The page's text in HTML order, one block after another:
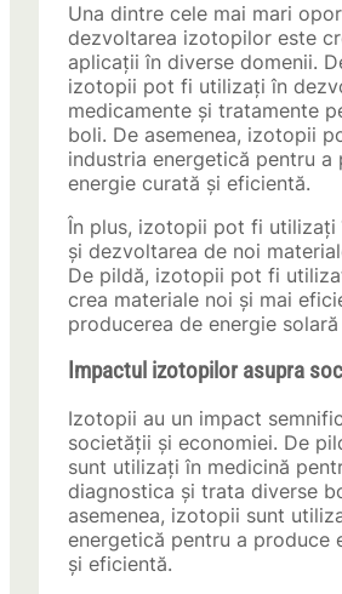
Una dintre cele mai mari
dezvoltarea izotopilor este
aplicații în diverse domenii.
izotopii pot fi utilizați în
medicamente și tratamente
boli. De asemenea, izotopii
industria energetică pentru a
energie curată și eficientă.
În plus, izotopii pot fi utilizați
și dezvoltarea de noi
De pildă, izotopii pot fi
crea materiale noi și mai
producerea de energie
Impactul izotopilor asupra
Izotopii au un impact
societății și economiei. De
sunt utilizați în medicină
diagnostica și trata diverse
asemenea, izotopii sunt
energetică pentru a produce
și eficientă.